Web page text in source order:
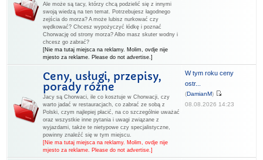
Ale może są tacy, którzy chcą podzielić się z innymi
swoją wiedzą na ten temat. Potrzebujesz łagodnego
zejścia do morza? A może lubisz nurkować czy
wędkować? Chcesz wypożyczyć łódkę i poznać
Chorwację od strony morza? Albo masz skuter wodny i
chcesz go zabrać?
[Nie ma tutaj miejsca na reklamy. Molim, ovdje nije
mjesto za reklame. Please do not advertise.]
Ceny, usługi, przepisy,
porady różne
Jacy są Chorwaci, ile co kosztuje w Chorwacji, czy
warto jadać w restauracjach, co zabrać ze sobą z
Polski, czym najlepiej płacić, na co szczególnie uważać
oraz wszystkie inne pytania i uwagi związane z
wyjazdami, także te nietypowe czy specjalistyczne,
powinny znaleźć się w tym miejscu.
[Nie ma tutaj miejsca na reklamy. Molim, ovdje nije
mjesto za reklame. Please do not advertise.]
W tym roku ceny
ostr...
(DamianM)
08.08.2026 14:23